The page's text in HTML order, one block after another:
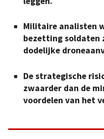
Militaire analisten
bezetting soldaten
dodelijke
De strategische
zwaarder dan de
voordelen van het